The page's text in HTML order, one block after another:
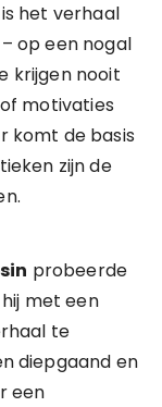
het verhaal
op een nogal
krijgen nooit
motivaties
komt de basis
zijn de
probeerde
met een
te
diepgaand en
een